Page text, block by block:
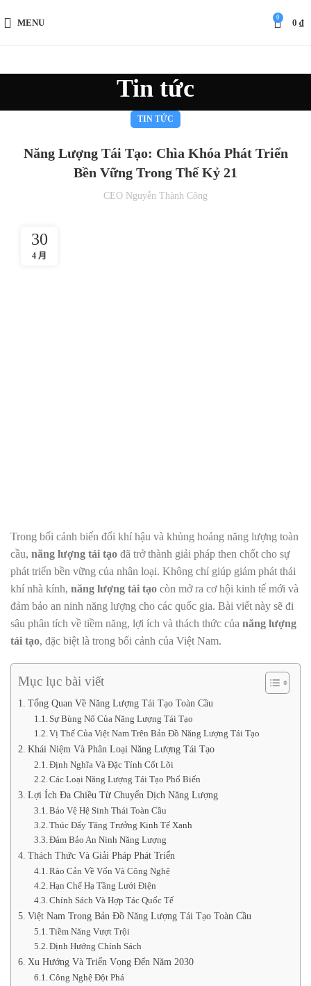
MENU
0
0 ₫
Tin tức
TIN TỨC
Năng Lượng Tái Tạo: Chìa Khóa Phát Triển
Bền Vững Trong Thế Kỷ 21
CEO Nguyễn Thành Công
30
4 月
Trong bối cảnh biến đổi khí hậu và khủng hoảng năng lượng toàn
cầu, năng lượng tái tạo đã trở thành giải pháp then chốt cho sự
phát triển bền vững của nhân loại. Không chỉ giúp giảm phát thải
khí nhà kính, năng lượng tái tạo còn mở ra cơ hội kinh tế mới và
đảm bảo an ninh năng lượng cho các quốc gia. Bài viết này sẽ đi
sâu phân tích về tiềm năng, lợi ích và thách thức của năng lượng
tái tạo, đặc biệt là trong bối cảnh của Việt Nam.
Mục lục bài viết
Tổng Quan Về Năng Lượng Tái Tạo Toàn Cầu
Sự Bùng Nổ Của Năng Lượng Tái Tạo
Vị Thế Của Việt Nam Trên Bản Đồ Năng Lượng Tái Tạo
Khái Niệm Và Phân Loại Năng Lượng Tái Tạo
Định Nghĩa Và Đặc Tính Cốt Lõi
Các Loại Năng Lượng Tái Tạo Phổ Biến
Lợi Ích Đa Chiều Từ Chuyển Dịch Năng Lượng
Bảo Vệ Hệ Sinh Thái Toàn Cầu
Thúc Đẩy Tăng Trưởng Kinh Tế Xanh
Đảm Bảo An Ninh Năng Lượng
Thách Thức Và Giải Pháp Phát Triển
Rào Cản Về Vốn Và Công Nghệ
Hạn Chế Hạ Tầng Lưới Điện
Chính Sách Và Hợp Tác Quốc Tế
Việt Nam Trong Bản Đồ Năng Lượng Tái Tạo Toàn Cầu
Tiềm Năng Vượt Trội
Định Hướng Chính Sách
Xu Hướng Và Triển Vọng Đến Năm 2030
Công Nghệ Đột Phá